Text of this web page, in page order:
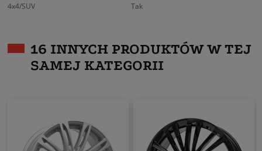
4x4/SUV
Tak
16 INNYCH PRODUKTÓW W TEJ
SAMEJ KATEGORII